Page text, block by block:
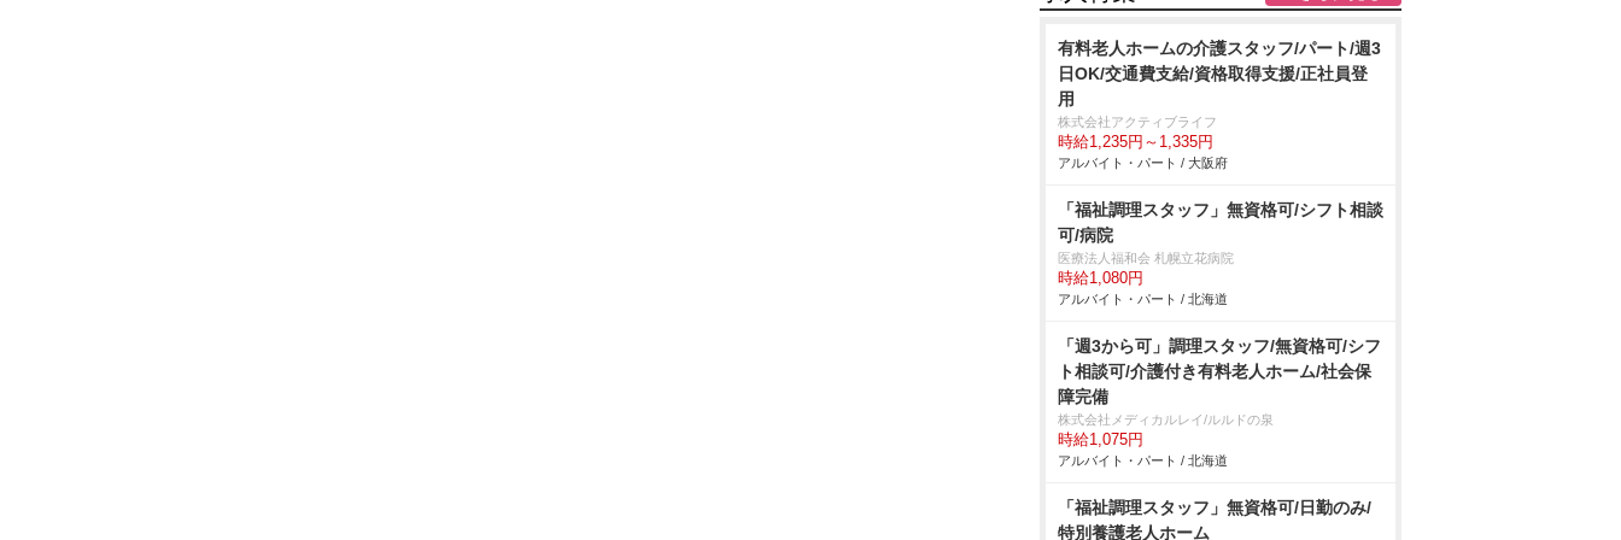
有料老人ホームの介護スタッフ/パート/週3
日OK/交通費支給/資格取得支援/正社員登
用
株式会社アクティブライフ
時給1,235円～1,335円
アルバイト・パート / 大阪府
「福祉調理スタッフ」無資格可/シフト相談
可/病院
医療法人福和会 札幌立花病院
時給1,080円
アルバイト・パート / 北海道
「週3から可」調理スタッフ/無資格可/シフ
ト相談可/介護付き有料老人ホーム/社会保
障完備
株式会社メディカルレイ/ルルドの泉
時給1,075円
アルバイト・パート / 北海道
「福祉調理スタッフ」無資格可/日勤のみ/
特別養護老人ホーム